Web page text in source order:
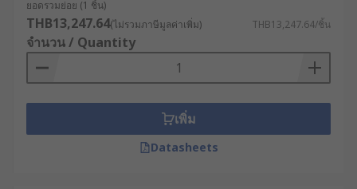
ยอดรวมย่อย (1 ชิ้น)
THB13,247.64(ไม่รวมภาษีมูลค่าเพิ่ม) THB13,247.64/ชิ้น
จำนวน / Quantity
เพิ่ม
Datasheets